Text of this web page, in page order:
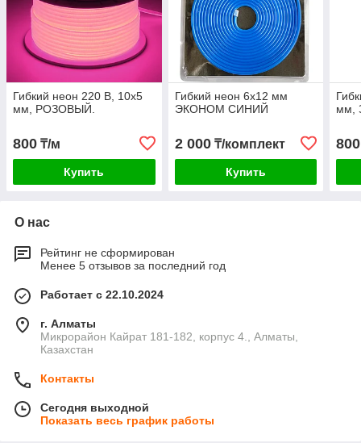
Гибкий неон 220 В, 10x5
мм, РОЗОВЫЙ.
800 ₸/м
Купить
Гибкий неон 6x12 мм
ЭКОНОМ СИНИЙ
2 000₸/комплект
Купить
мм,
800
О нас
Рейтинг не сформирован
Менее 5 отзывов за последний год
Работает с 22.10.2024
г. Алматы
Микрорайон Кайрат 181-182, корпус 4., Алматы,
Казахстан
Контакты
Сегодня выходной
Показать весь график работы